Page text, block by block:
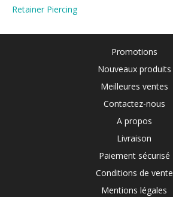
Retainer Piercing
Promotions
Nouveaux produits
Meilleures ventes
Contactez-nous
A propos
Livraison
Paiement sécurisé
Conditions de vente
Mentions légales